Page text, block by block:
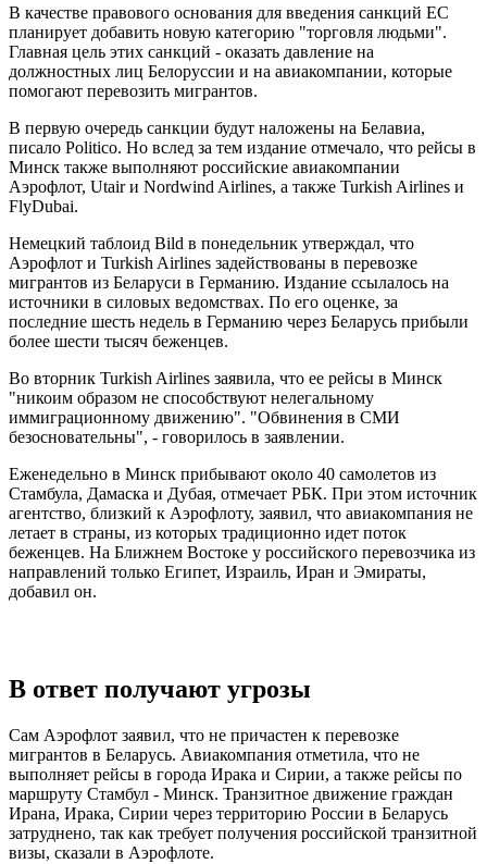
В качестве правового основания для введения санкций ЕС
планирует добавить новую категорию "торговля людьми".
Главная цель этих санкций - оказать давление на
должностных лиц Белоруссии и на авиакомпании, которые
помогают перевозить мигрантов.
В первую очередь санкции будут наложены на Белавиа,
писало Politico. Но вслед за тем издание отмечало, что рейсы в
Минск также выполняют российские авиакомпании
Аэрофлот, Utair и Nordwind Airlines, а также Turkish Airlines и
FlyDubai.
Немецкий таблоид Bild в понедельник утверждал, что
Аэрофлот и Turkish Airlines задействованы в перевозке
мигрантов из Беларуси в Германию. Издание ссылалось на
источники в силовых ведомствах. По его оценке, за
последние шесть недель в Германию через Беларусь прибыли
более шести тысяч беженцев.
Во вторник Turkish Airlines заявила, что ее рейсы в Минск
"никоим образом не способствуют нелегальному
иммиграционному движению". "Обвинения в СМИ
безосновательны", - говорилось в заявлении.
Еженедельно в Минск прибывают около 40 самолетов из
Стамбула, Дамаска и Дубая, отмечает РБК. При этом источник
агентство, близкий к Аэрофлоту, заявил, что авиакомпания не
летает в страны, из которых традиционно идет поток
беженцев. На Ближнем Востоке у российского перевозчика из
направлений только Египет, Израиль, Иран и Эмираты,
добавил он.
В ответ получают угрозы
Сам Аэрофлот заявил, что не причастен к перевозке
мигрантов в Беларусь. Авиакомпания отметила, что не
выполняет рейсы в города Ирака и Сирии, а также рейсы по
маршруту Стамбул - Минск. Транзитное движение граждан
Ирана, Ирака, Сирии через территорию России в Беларусь
затруднено, так как требует получения российской транзитной
визы, сказали в Аэрофлоте.